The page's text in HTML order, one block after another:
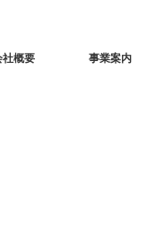
社概要 事業案内